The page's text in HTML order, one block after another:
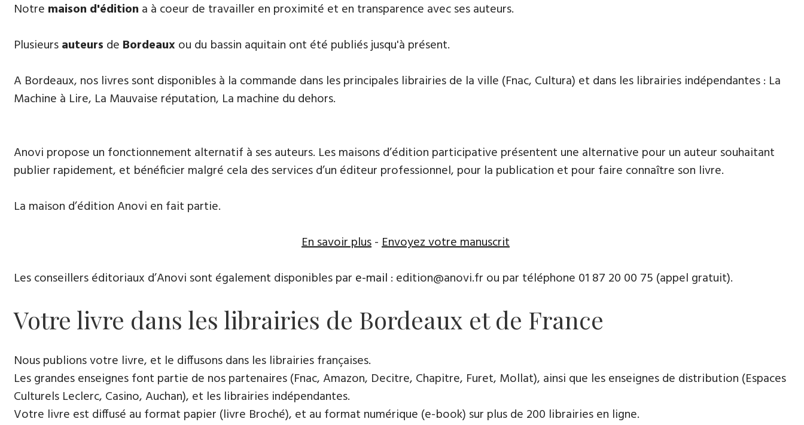
Notre maison d'édition a à coeur de travailler en proximité et en transparence avec ses auteurs.
Plusieursauteurs de Bordeauxou du bassin aquitain ont été publiés jusqu'à présent.
A Bordeaux, nos livres sont disponibles à la commande dans les principales librairies de la ville (Fnac, Cultura) et dans les librairies indépendantes : La
Machine à Lire, La Mauvaise réputation, La machine du dehors.
Anovi propose un fonctionnement alternatif à ses auteurs. Les maisons d’édition participative présentent une alternative pour un auteur souhaitant
publier rapidement, et bénéficier malgré cela des services d’un éditeur professionnel, pour la publication et pour faire connaître son livre.
La maison d’édition Anovi en fait partie.
En savoir plus-Envoyez votre manuscrit
Les conseillers éditoriaux d’Anovi sont également disponibles par e-mail : edition@anovi.fr ou par téléphone ​​0​1 87 20 00 75 (appel gratuit).
Votre livre dans les librairies de Bordeaux et de France
Nous publions votre livre, et le diffusons dans les librairies françaises​.
Les grandes enseignes font partie de nos partenaires (Fnac, Amazon, Decitre, Chapitre, Furet, Mollat), ainsi que les enseignes de distribution (Espaces
Culturels Leclerc, Casino, Auchan), et les librairies indépendantes.
Votre livre est diffusé au format papier (livre Broché), et au format numérique (e-book) sur plus de 200 librairies en ligne.